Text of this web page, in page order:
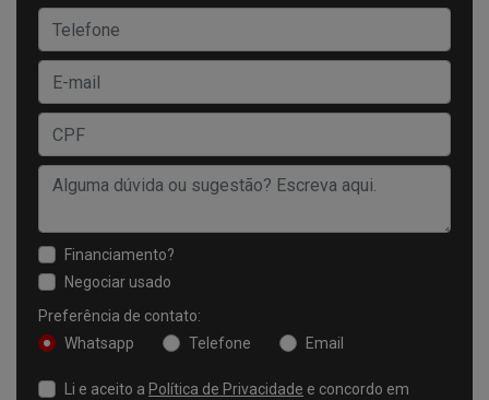
Financiamento?
Negociar usado
Preferência de contato:
Whatsapp
Telefone Email
Li e aceito a Política de Privacidade e concordo em